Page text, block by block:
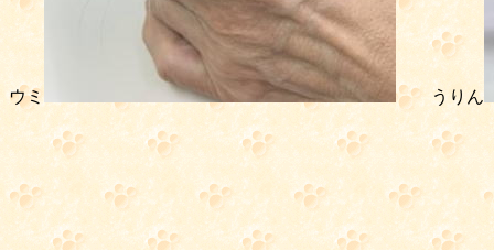
ウミ うりん